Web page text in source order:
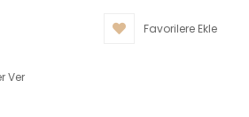
Favorilere Ekle
Ver